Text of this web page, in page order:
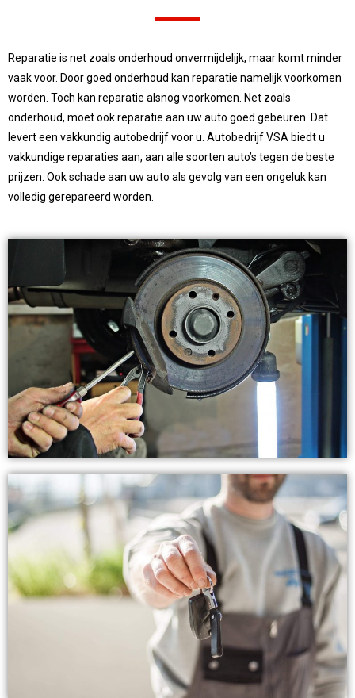
Reparatie is net zoals onderhoud onvermijdelijk, maar komt minder
vaak voor. Door goed onderhoud kan reparatie namelijk voorkomen
worden. Toch kan reparatie alsnog voorkomen. Net zoals
onderhoud, moet ook reparatie aan uw auto goed gebeuren. Dat
levert een vakkundig autobedrijf voor u. Autobedrijf VSA biedt u
vakkundige reparaties aan, aan alle soorten auto’s tegen de beste
prijzen. Ook schade aan uw auto als gevolg van een ongeluk kan
volledig gerepareerd worden.